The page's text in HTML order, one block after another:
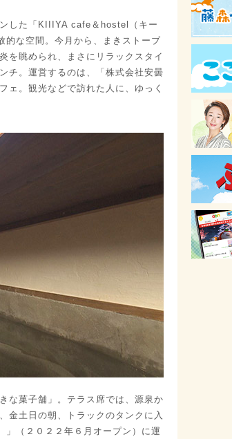
した「KIIIYA cafe＆hostel（キー
的な空間。今月から、まきストーブ
を眺められ、まさにリラックスタイ
チ。運営するのは、「株式会社安曇
ェ。観光などで訪れた人に、ゆっく
な菓子舗」。テラス席では、源泉か
金土日の朝、トラックのタンクに入
（２０２２年６月オープン）に運